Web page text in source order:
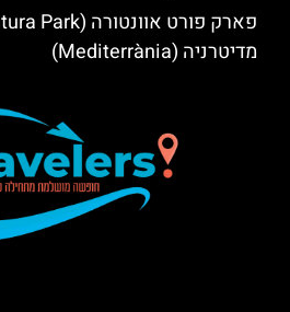
מדיטרניה (Mediterrània)